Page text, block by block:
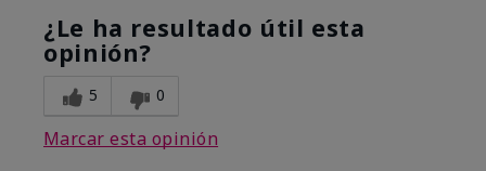
¿Le ha resultado útil esta
opinión?
5 0
Marcar esta opinión